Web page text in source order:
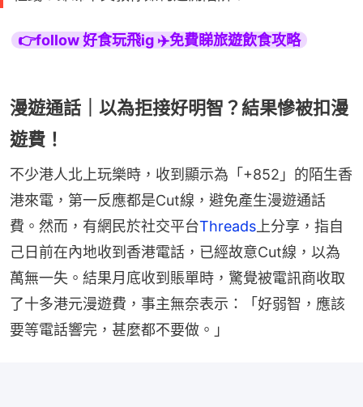
👉follow 好食玩飛ig ✈️免費睇旅遊飲食攻略
漫遊通話｜以為拒接好明智？結果慘被扣漫
遊費！
不少港人北上玩樂時，收到顯示為「+852」的陌生香
港來電，第一反應都是Cut線，避免產生漫遊通話
費。然而，有網民於社交平台Threads 上分享，指自
己日前在內地收到香港電話，已經故意Cut線，以為
萬無一失。結果月底收到賬單時，驚覺被電訊商收取
了十多港元漫遊費，事主無奈表示：「好弱智，應該
要等電話響完，甚麼都不要做。」